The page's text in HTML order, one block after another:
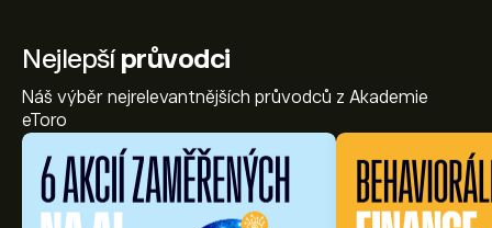
Nejlepšíprůvodci
Náš výběr nejrelevantnějších průvodců z Akademie
eToro